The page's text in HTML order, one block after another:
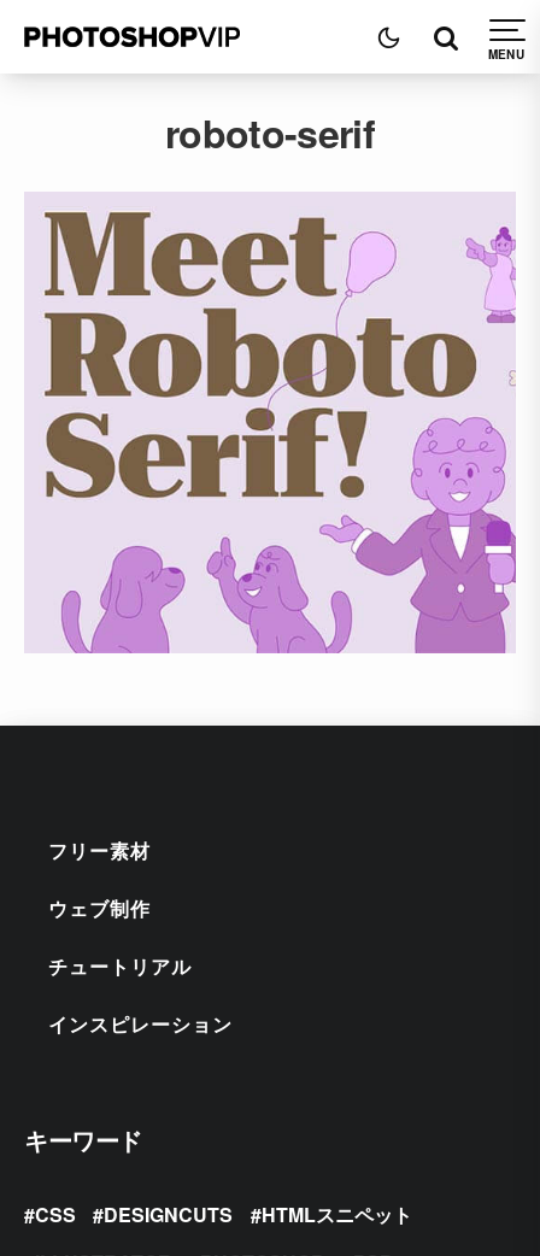
roboto-serif
フリー素材
ウェブ制作
チュートリアル
インスピレーション
キーワード
CSS DESIGNCUTS
HTMLスニペット